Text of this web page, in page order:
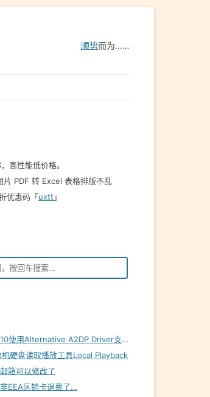
顺势而为……
高性能低价格。️
片 PDF 转 Excel 表格排版不乱
优惠码「uxtt 」
WIN11 / WIN10使用Alternative A2DP Driver支持LDAC
硬盘读取播放工具Local Playback
箱可以修改了
EEA区销卡退费了…